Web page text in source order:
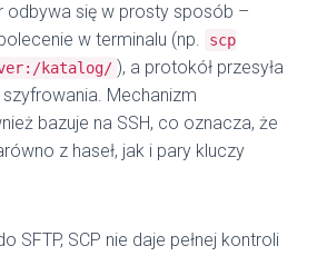
odbywa się w prosty sposób –
w terminalu (np.
scp
katalog/ ), a protokół przesyła
Mechanizm
bazuje na SSH, co oznacza, że
z haseł, jak i pary kluczy
SFTP, SCP nie daje pełnej kontroli